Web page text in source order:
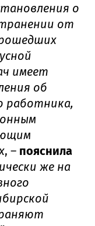
о
от
имеет
об
работника,
, – пояснила
же на